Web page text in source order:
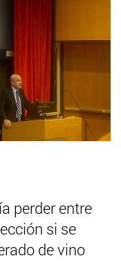
perder entre
si se
de vino